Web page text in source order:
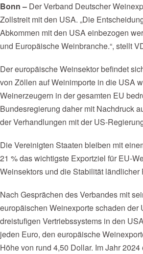
Bonn – Der Verband Deutscher
Zollstreit mit den USA. „Die
Abkommen mit den USA einbezogen
und Europäische Weinbranche.“, stellt
Der europäische Weinsektor befindet
von Zöllen auf Weinimporte in die USA
Weinerzeugern in der gesamten EU
Bundesregierung daher mit Nachdruck
der Verhandlungen mit der US-
Die Vereinigten Staaten bleiben mit
21 % das wichtigste Exportziel für EU-
Weinsektors und die Stabilität
Nach Gesprächen des Verbandes mit
europäischen Weinexporte schaden der
dreistufigen Vertriebssystems in den
jeden Euro, den europäische
Höhe von rund 4,50 Dollar. Im Jahr